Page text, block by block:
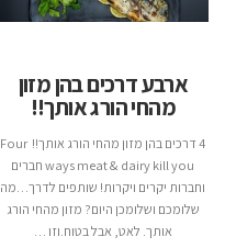
ארבע דרכים בהן מזון
מהחי הורג אותך!!
4 דרכים בהן מזון מהחי הורג אותך!! Four
ways meat & dairy kill you חברים
וחברות יקרים ויקרות! שותפים לדרך…מה
שלומכם ושלומכן היום? מזון מהחי הורג
אותך. לאט, אבל בטוח.וזו …